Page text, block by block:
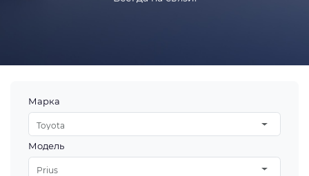
Марка
Toyota
Модель
Prius